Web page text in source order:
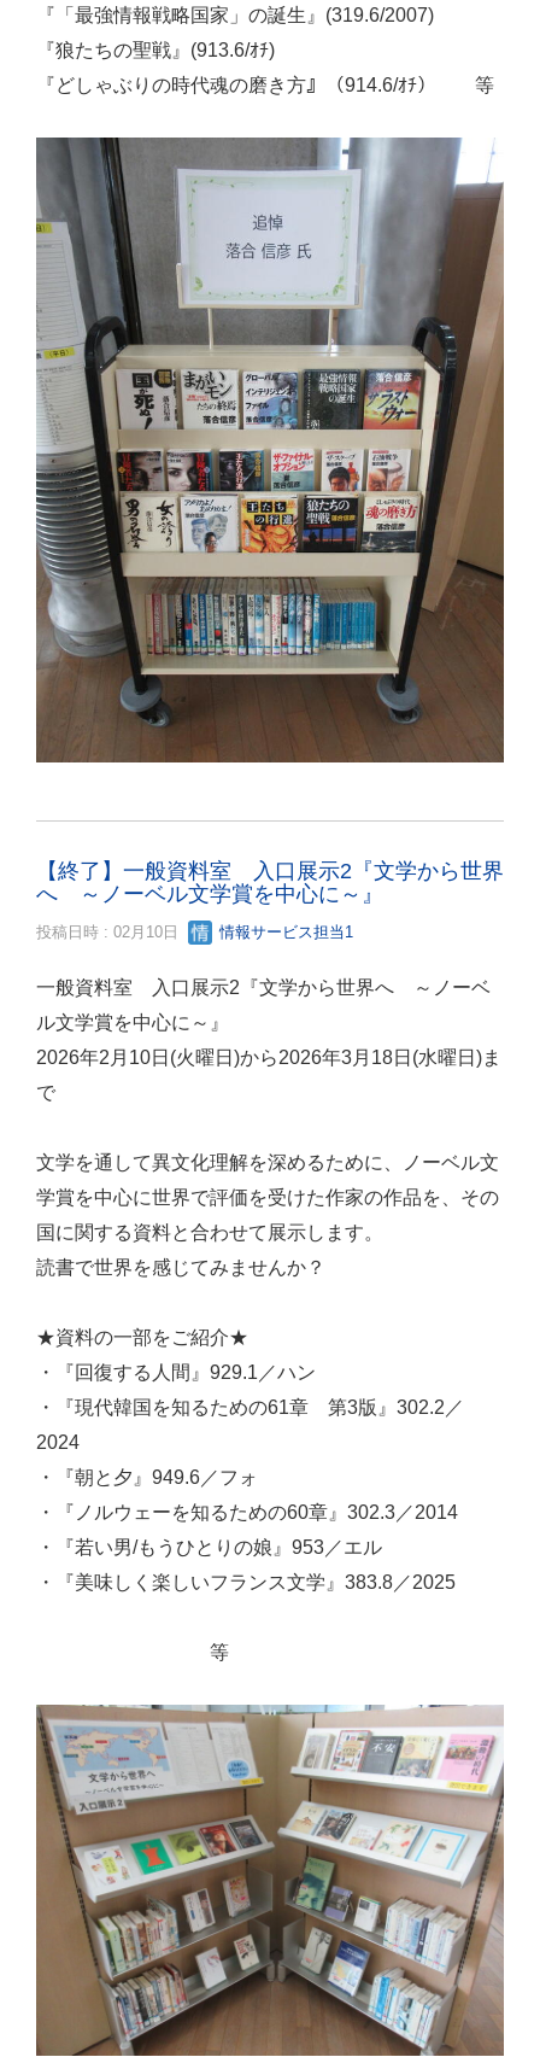
『「最強情報戦略国家」の誕生』(319.6/2007)
『狼たちの聖戦』(913.6/ｵﾁ)
『どしゃぶりの時代魂の磨き方』（914.6/ｵﾁ） 等
【終了】一般資料室 入口展示2『文学から世界
へ ～ノーベル文学賞を中心に～』
投稿日時 : 02月10日 情報サービス担当1
一般資料室 入口展示2『文学から世界へ ～ノーベ
ル文学賞を中心に～』
2026年2月10日(火曜日)から2026年3月18日(水曜日)ま
で
文学を通して異文化理解を深めるために、ノーベル文
学賞を中心に世界で評価を受けた作家の作品を、その
国に関する資料と合わせて展示します。
読書で世界を感じてみませんか？
★資料の一部をご紹介★
・『回復する人間』929.1／ハン
・『現代韓国を知るための61章 第3版』302.2／
2024
・『朝と夕』949.6／フォ
・『ノルウェーを知るための60章』302.3／2014
・『若い男/もうひとりの娘』953／エル
・『美味しく楽しいフランス文学』383.8／2025
等